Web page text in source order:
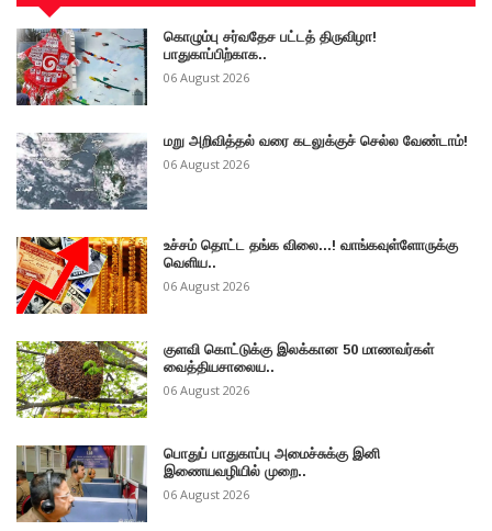
கொழும்பு சர்வதேச பட்டத் திருவிழா!
பாதுகாப்பிற்காக..
06 August 2026
மறு அறிவித்தல் வரை கடலுக்குச் செல்ல வேண்டாம்!
06 August 2026
உச்சம் தொட்ட தங்க விலை...! வாங்கவுள்ளோருக்கு
வெளிய..
06 August 2026
குளவி கொட்டுக்கு இலக்கான 50 மாணவர்கள்
வைத்தியசாலைய..
06 August 2026
பொதுப் பாதுகாப்பு அமைச்சுக்கு இனி
இணையவழியில் முறை..
06 August 2026